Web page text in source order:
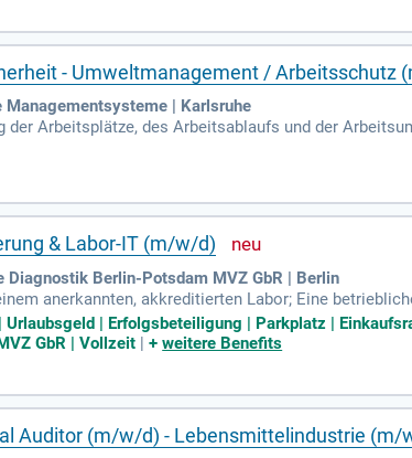
- Umweltmanagement / Arbeitsschutz
Managementsysteme | Karlsruhe
der Arbeitsplätze, des Arbeitsablaufs und der
Du erstellst Arbeitsplatz- und
& Labor-IT (m/w/d)
Berlin-Potsdam MVZ GbR | Berlin
anerkannten, akkreditierten Labor; Eine
lassen niemanden allein; 13.
| Erfolgsbeteiligung | Parkplatz |
GbR | Vollzeit |+weitere Benefits
Auditor (m/w/d) - Lebensmittelindustrie (m/